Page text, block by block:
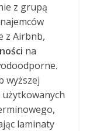
z grupą
z Airbnb,
na
wyższej
laminaty